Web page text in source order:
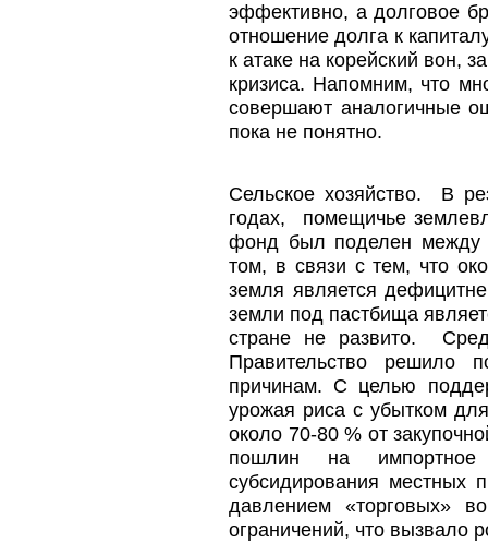
эффективно, а долговое
отношение долга к
к атаке на корейский вон,
кризиса. Напомним, что
совершают аналогичные
пока не понятно.
Сельское хозяйство. В
годах, помещичье
фонд был поделен между
том, в связи с тем, что
земля является
земли под пастбища
стране не развито.
Правительство решило
причинам. С целью
урожая риса с убытком
около 70-80 % от
пошлин на импортное
субсидирования местных
давлением «торговых»
ограничений, что вызвало